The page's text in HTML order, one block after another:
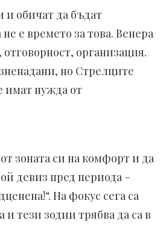
и обичат да бъдат
е времето за това. Венера
организация.
но Стрелците
имат нужда от
зоната си на комфорт и да
девиз пред периода –
На фокус сега са
и тези зодии трябва да са в